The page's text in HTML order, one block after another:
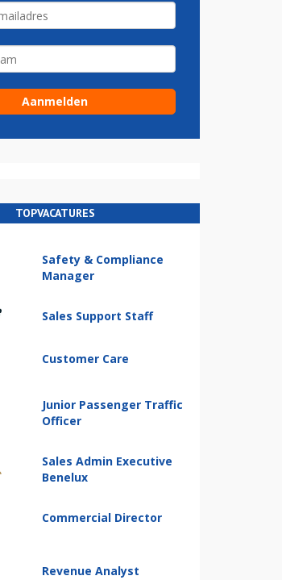
TOPVACATURES
Safety & Compliance
Manager
Sales Support Staff
Customer Care
Junior Passenger Traffic
Officer
Sales Admin Executive
Benelux
Commercial Director
Revenue Analyst